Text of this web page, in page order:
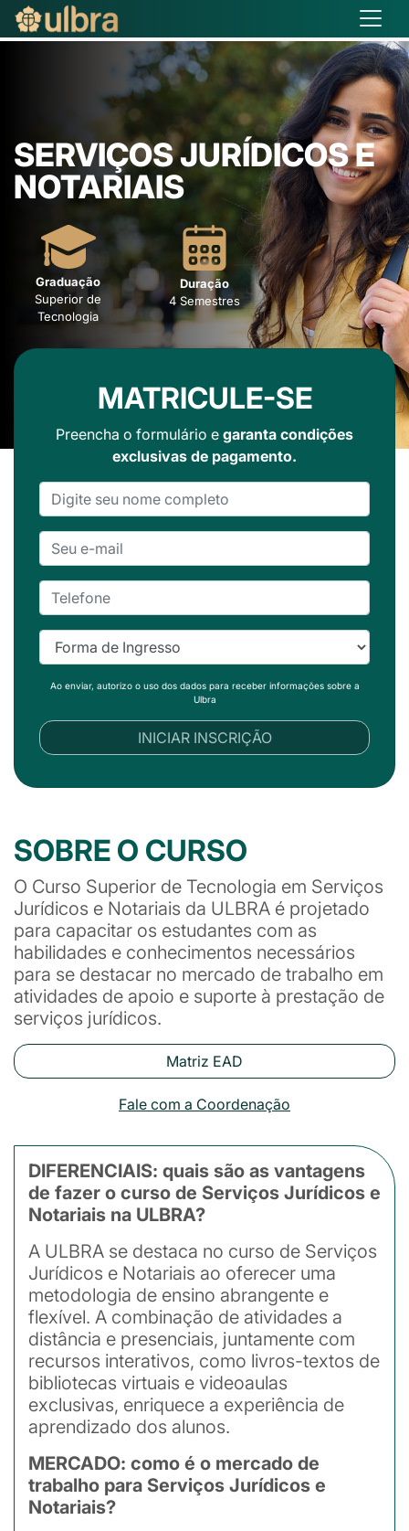
SERVIÇOS JURÍDICOS E
NOTARIAIS
Graduação
Superior de
Tecnologia
Duração
4 Semestres
MATRICULE-SE
Preencha o formulário e garanta condições
exclusivas de pagamento.
Ao enviar, autorizo o uso dos dados para receber informações sobre a
Ulbra
INICIAR INSCRIÇÃO
SOBRE O CURSO
O Curso Superior de Tecnologia em Serviços
Jurídicos e Notariais da ULBRA é projetado
para capacitar os estudantes com as
habilidades e conhecimentos necessários
para se destacar no mercado de trabalho em
atividades de apoio e suporte à prestação de
serviços jurídicos.
Matriz EAD
Fale com a Coordenação
DIFERENCIAIS: quais são as vantagens
de fazer o curso de Serviços Jurídicos e
Notariais na ULBRA?
A ULBRA se destaca no curso de Serviços
Jurídicos e Notariais ao oferecer uma
metodologia de ensino abrangente e
flexível. A combinação de atividades a
distância e presenciais, juntamente com
recursos interativos, como livros-textos de
bibliotecas virtuais e videoaulas
exclusivas, enriquece a experiência de
aprendizado dos alunos.
MERCADO: como é o mercado de
trabalho para Serviços Jurídicos e
Notariais?